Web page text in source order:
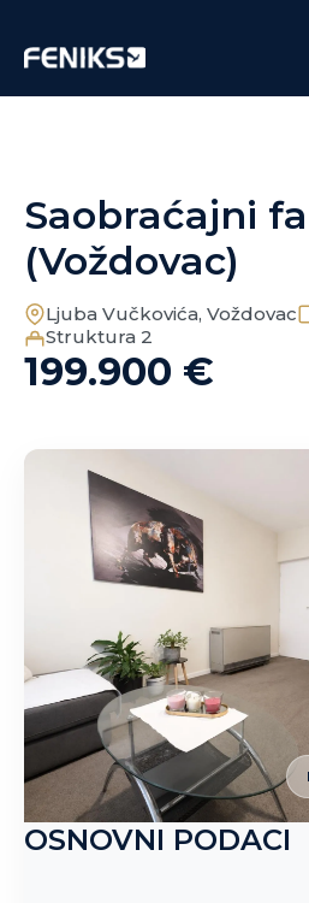
Saobraćajni
(Voždovac)
Ljuba Vučkovića, Voždovac
Struktura 2
199.900 €
OSNOVNI PODACI